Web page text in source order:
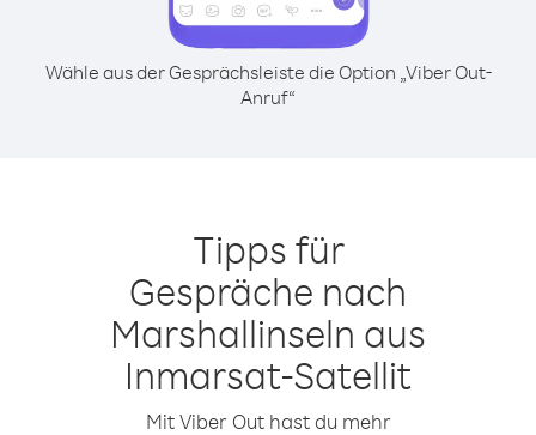
Wähle aus der Gesprächsleiste die Option „Viber Out-
Anruf“
Tipps für
Gespräche nach
Marshallinseln aus
Inmarsat-Satellit
Mit Viber Out hast du mehr